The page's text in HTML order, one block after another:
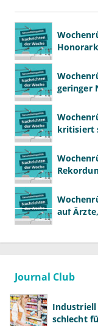
geringer
kritisiert
auf
Journal Club
Industriell
schlecht